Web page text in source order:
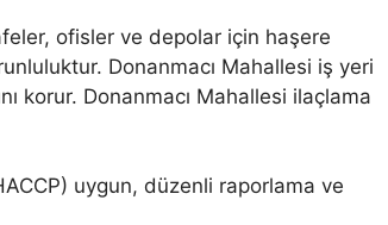
ofisler ve depolar için haşere
Donanmacı Mahallesi iş yeri
korur. Donanmacı Mahallesi ilaçlama
uygun, düzenli raporlama ve